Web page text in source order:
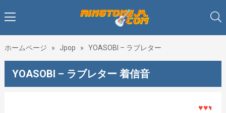
ホームページ » Jpop » YOASOBI – ラブレター
YOASOBI – ラブレター 着信音
♥♥♥着メ